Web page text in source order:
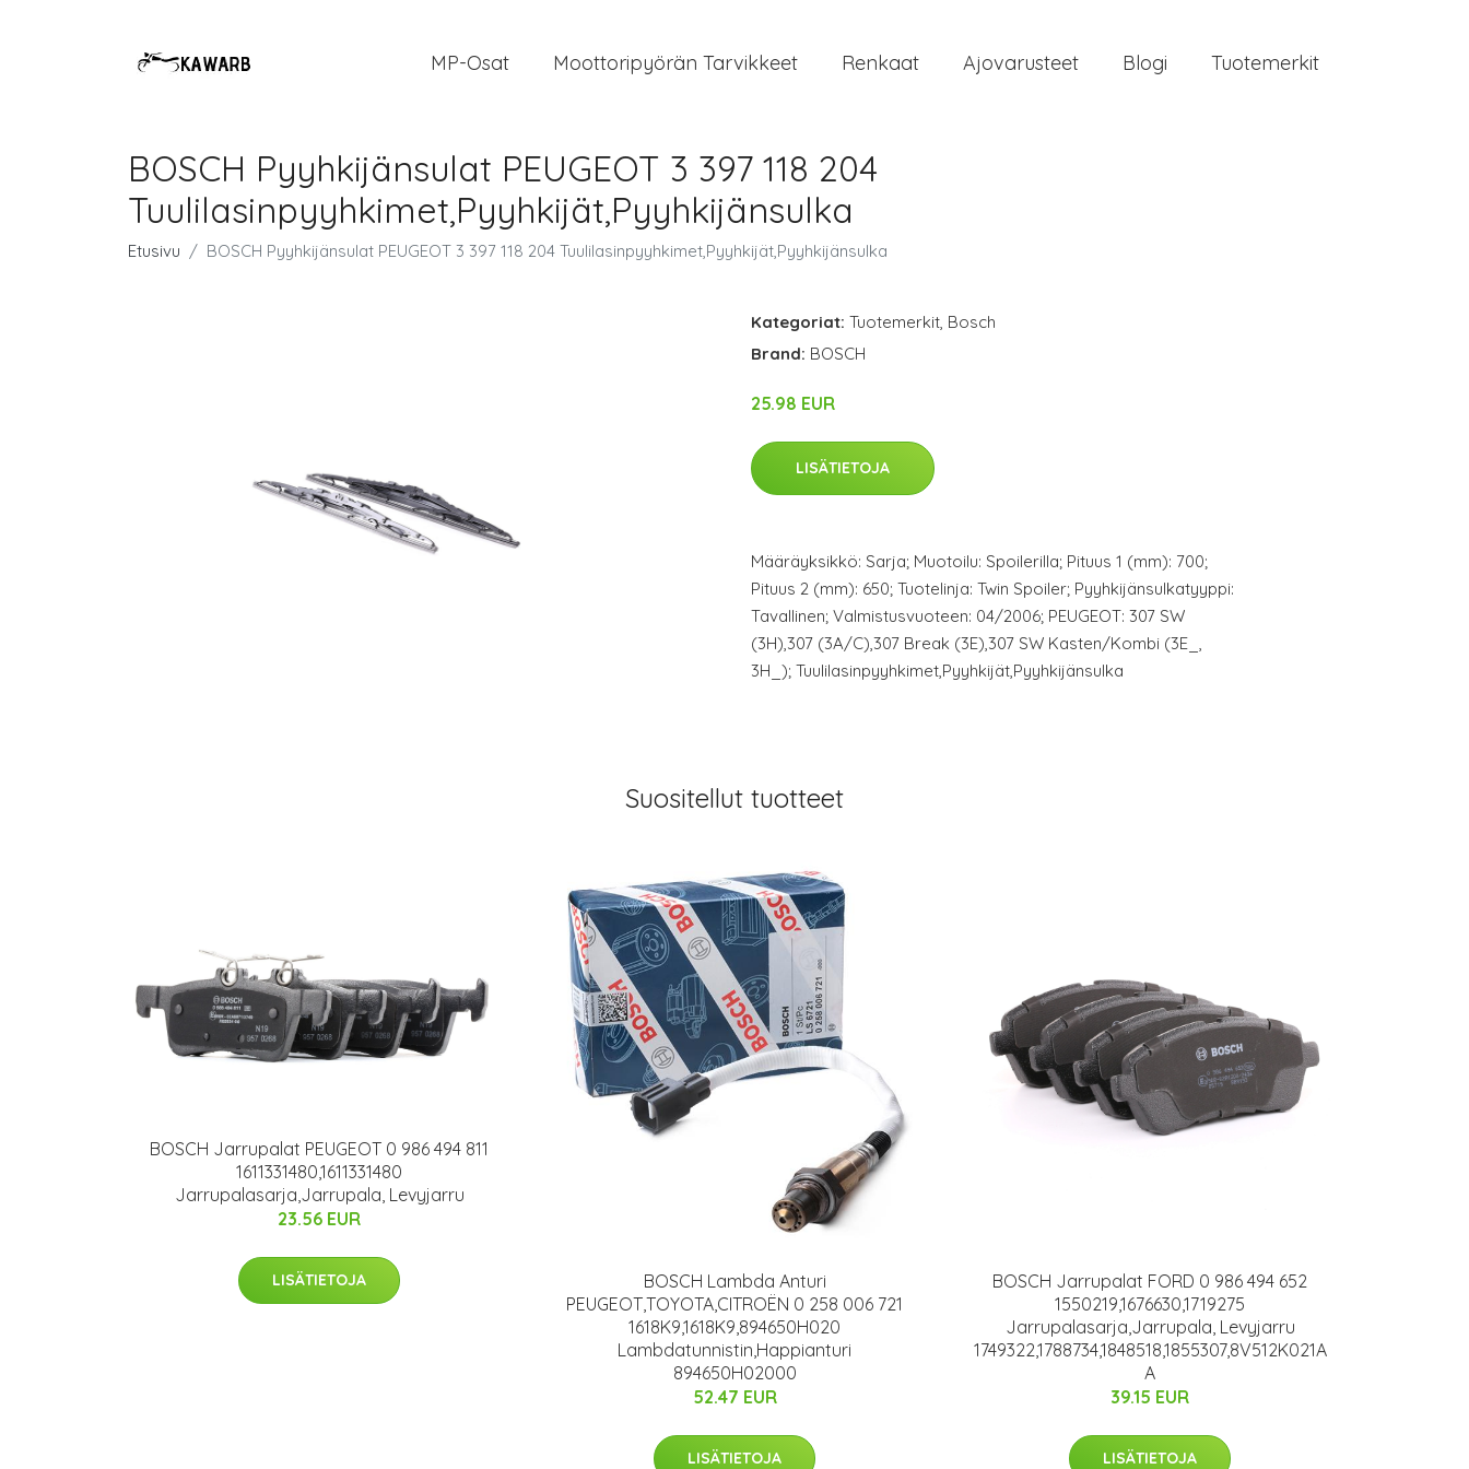
MP-Osat Moottoripyörän Tarvikkeet Renkaat Ajovarusteet Blogi Tuotemerkit
BOSCH Pyyhkijänsulat PEUGEOT 3 397 118 204
Tuulilasinpyyhkimet,Pyyhkijät,Pyyhkijänsulka
Etusivu BOSCH Pyyhkijänsulat PEUGEOT 3 397 118 204 Tuulilasinpyyhkimet,Pyyhkijät,Pyyhkijänsulka
Kategoriat: Tuotemerkit, Bosch
Brand: BOSCH
25.98 EUR
LISÄTIETOJA
Määräyksikkö: Sarja; Muotoilu: Spoilerilla; Pituus 1 (mm): 700;
Pituus 2 (mm): 650; Tuotelinja: Twin Spoiler; Pyyhkijänsulkatyyppi:
Tavallinen; Valmistusvuoteen: 04/2006; PEUGEOT: 307 SW
(3H),307 (3A/C),307 Break (3E),307 SW Kasten/Kombi (3E_,
3H_); Tuulilasinpyyhkimet,Pyyhkijät,Pyyhkijänsulka
Suositellut tuotteet
BOSCH Jarrupalat PEUGEOT 0 986 494 811
1611331480,1611331480
Jarrupalasarja,Jarrupala, Levyjarru
23.56 EUR
LISÄTIETOJA
BOSCH Lambda Anturi
PEUGEOT,TOYOTA,CITROËN 0 258 006 721
1618K9,1618K9,894650H020
Lambdatunnistin,Happianturi
894650H02000
52.47 EUR
LISÄTIETOJA
BOSCH Jarrupalat FORD 0 986 494 652
1550219,1676630,1719275
Jarrupalasarja,Jarrupala, Levyjarru
1749322,1788734,1848518,1855307,8V512K021A
A
39.15 EUR
LISÄTIETOJA